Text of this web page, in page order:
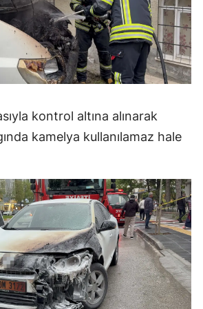
Bartın
Ardahan
Iğdır
Karabük
Osmaniye
Düzce
kontrol altına alınarak
kamelya kullanılamaz hale